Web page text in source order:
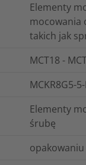
Elementy
mocowania
takich jak
MCT18 -
MCKR8G5-
Elementy
śrubę
opakowaniu